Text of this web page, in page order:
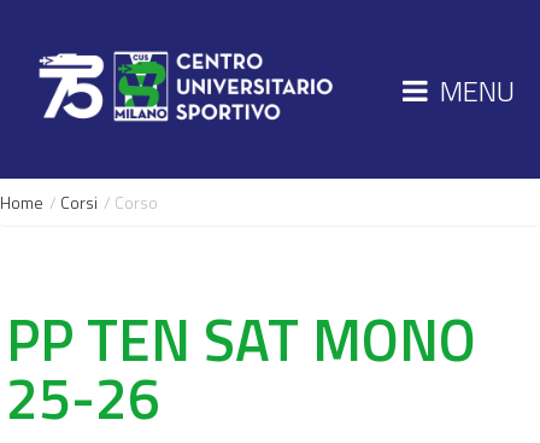
MENU
Home / Corsi / Corso
PP TEN SAT MONO
25-26